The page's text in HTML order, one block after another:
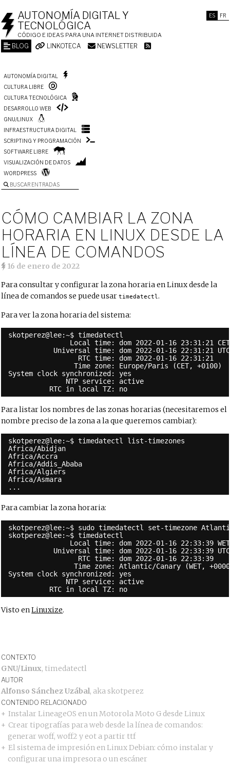
ES FR
AUTONOMÍA DIGITAL Y
TECNOLÓGICA
CÓDIGO E IDEAS PARA UNA INTERNET DISTRIBUIDA
BLOG LINKOTECA NEWSLETTER
AUTONOMÍA DIGITAL
CULTURA LIBRE
CULTURA TECNOLÓGICA
DESARROLLO WEB
GNU/LINUX
INFRAESTRUCTURA DIGITAL
SCRIPTING Y PROGRAMACIÓN
SOFTWARE LIBRE
VISUALIZACIÓN DE DATOS
WORDPRESS
BUSCAR ENTRADAS
CÓMO CAMBIAR LA ZONA
HORARIA EN LINUX DESDE LA
LÍNEA DE COMANDOS
16 de enero de 2022
Para consultar y configurar la zona horaria en Linux desde la
línea de comandos se puede usartimedatectl.
Para ver la zona horaria del sistema:
skotperez@lee:~$ timedatectl
Local time: dom 2022-01-16 23:31:21 CET
Universal time: dom 2022-01-16 22:31:21 UTC
RTC time: dom 2022-01-16 22:31:21
Time zone: Europe/Paris (CET, +0100)
System clock synchronized: yes
NTP service: active
RTC in local TZ: no
Para listar los nombres de las zonas horarias (necesitaremos el
nombre preciso de la zona a la que queremos cambiar):
skotperez@lee:~$ timedatectl list-timezones
Africa/Abidjan
Africa/Accra
Africa/Addis_Ababa
Africa/Algiers
Africa/Asmara
...
Para cambiar la zona horaria:
skotperez@lee:~$ sudo timedatectl set-timezone
skotperez@lee:~$ timedatectl
Local time: dom 2022-01-16 22:33:39 WET
Universal time: dom 2022-01-16 22:33:39 UTC
RTC time: dom 2022-01-16 22:33:39
Time zone: Atlantic/Canary (WET,
System clock synchronized: yes
NTP service: active
RTC in local TZ: no
Visto enLinuxize.
CONTEXTO
GNU/Linux, timedatectl
AUTOR
Alfonso Sánchez Uzábal, aka skotperez
CONTENIDO RELACIONADO
Instalar LineageOS en un Motorola Moto G desde Linux
Crear tipografías para web desde la línea de comandos:
generar woff, woff2 y eot a partir ttf
El sistema de impresión en Linux Debian: cómo instalar y
configurar una impresora o un escáner